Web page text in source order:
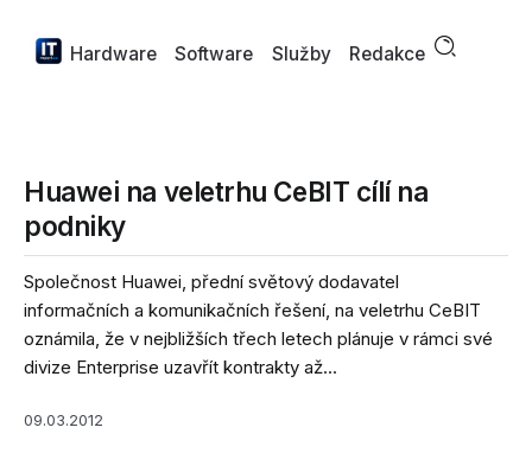
Hardware Software Služby Redakce
Huawei na veletrhu CeBIT cílí na
podniky
Společnost Huawei, přední světový dodavatel
informačních a komunikačních řešení, na veletrhu CeBIT
oznámila, že v nejbližších třech letech plánuje v rámci své
divize Enterprise uzavřít kontrakty až...
09.03.2012